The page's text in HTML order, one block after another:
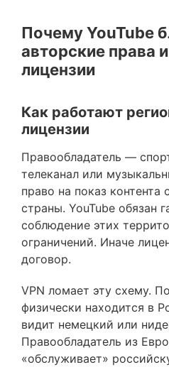
Почему YouTube
авторские права
лицензии
Как работают
лицензии
Правообладатель —
телеканал или
право на показ контента
страны. YouTube обязан
соблюдение этих
ограничений. Иначе
договор.
VPN ломает эту схему.
физически находится в
видит немецкий или
Правообладатель из
«обслуживает»